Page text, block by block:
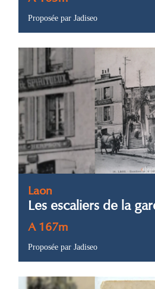
Proposée par Jadiseo
Laon
Les escaliers de la
A 167m
Proposée par Jadiseo